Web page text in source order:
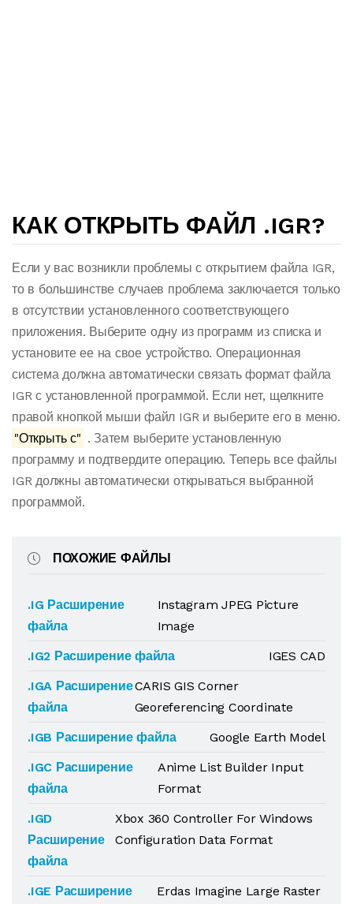
КАК ОТКРЫТЬ ФАЙЛ .IGR?
Если у вас возникли проблемы с открытием файла IGR,
то в большинстве случаев проблема заключается только
в отсутствии установленного соответствующего
приложения. Выберите одну из программ из списка и
установите ее на свое устройство. Операционная
система должна автоматически связать формат файла
IGR с установленной программой. Если нет, щелкните
правой кнопкой мыши файл IGR и выберите его в меню.
"Открыть с" . Затем выберите установленную
программу и подтвердите операцию. Теперь все файлы
IGR должны автоматически открываться выбранной
программой.
ПОХОЖИЕ ФАЙЛЫ
.IG Расширение
файла
Instagram JPEG Picture
Image
.IG2 Расширение файла
IGES CAD
.IGA Расширение
файла
CARIS GIS Corner
Georeferencing Coordinate
.IGB Расширение файла
Google Earth Model
.IGC Расширение
файла
Anime List Builder Input
Format
.IGD
Расширение
файла
Xbox 360 Controller For Windows
Configuration Data Format
.IGE Расширение
Erdas Imagine Large Raster